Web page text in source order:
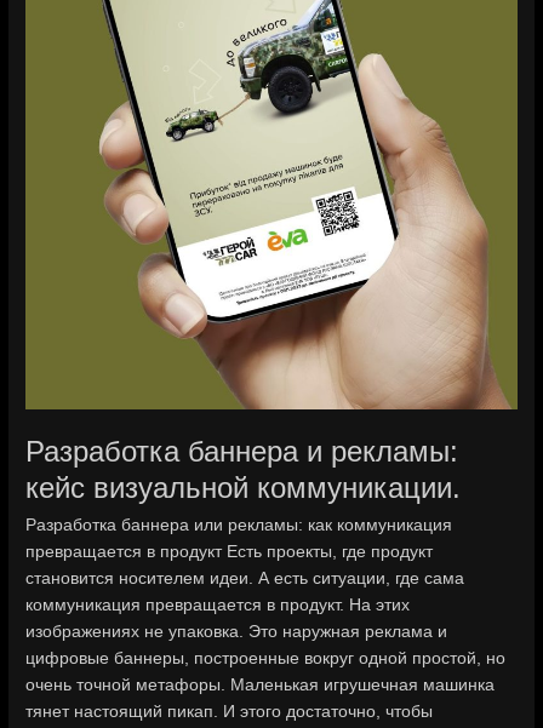
Разработка баннера и рекламы:
кейс визуальной коммуникации.
Разработка баннера или рекламы: как коммуникация
превращается в продукт Есть проекты, где продукт
становится носителем идеи. А есть ситуации, где сама
коммуникация превращается в продукт. На этих
изображениях не упаковка. Это наружная реклама и
цифровые баннеры, построенные вокруг одной простой, но
очень точной метафоры. Маленькая игрушечная машинка
тянет настоящий пикап. И этого достаточно, чтобы